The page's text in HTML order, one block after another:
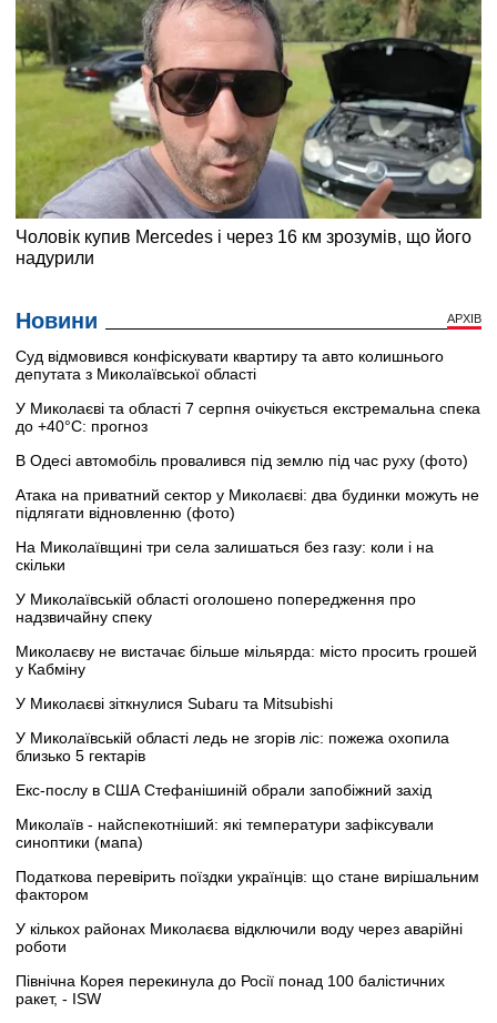
Новини АРХІВ
Суд відмовився конфіскувати квартиру та авто колишнього
депутата з Миколаївської області
У Миколаєві та області 7 серпня очікується екстремальна спека
до +40°C: прогноз
В Одесі автомобіль провалився під землю під час руху (фото)
Атака на приватний сектор у Миколаєві: два будинки можуть не
підлягати відновленню (фото)
На Миколаївщині три села залишаться без газу: коли і на
скільки
У Миколаївській області оголошено попередження про
надзвичайну спеку
Миколаєву не вистачає більше мільярда: місто просить грошей
у Кабміну
У Миколаєві зіткнулися Subaru та Mitsubishi
У Миколаївській області ледь не згорів ліс: пожежа охопила
близько 5 гектарів
Екс-послу в США Стефанішиній обрали запобіжний захід
Миколаїв - найспекотніший: які температури зафіксували
синоптики (мапа)
Податкова перевірить поїздки українців: що стане вирішальним
фактором
У кількох районах Миколаєва відключили воду через аварійні
роботи
Північна Корея перекинула до Росії понад 100 балістичних
ракет, - ISW